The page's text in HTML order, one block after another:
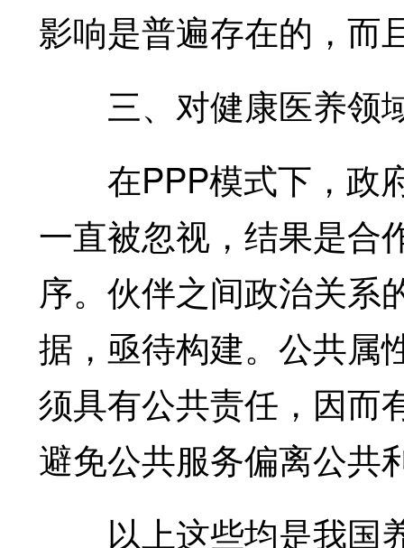
影响是普遍存在的，而
三、对健康医养领
在PPP模式下，政
一直被忽视，结果是合
序。伙伴之间政治关系
据，亟待构建。公共属
须具有公共责任，因而
避免公共服务偏离公共
以上这些均是我国